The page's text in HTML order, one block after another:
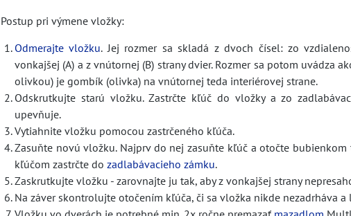
Postup pri výmene vložky:
Odmerajte vložku. Jej rozmer sa skladá z dvoch čísel: zo
vonkajšej (A) a z vnútornej (B) strany dvier. Rozmer sa potom uvádza
olivkou) je gombík (olivka) na vnútornej teda interiérovej strane.
Odskrutkujte starú vložku. Zastrčte kľúč do vložky a zo
upevňuje.
Vytiahnite vložku pomocou zastrčeného kľúča.
Zasuňte novú vložku. Najprv do nej zasuňte kľúč a otočte
kľúčom zastrčte do zadlabávacieho zámku.
Zaskrutkujte vložku - zarovnajte ju tak, aby z vonkajšej strany
Na záver skontrolujte otočením kľúča, či sa vložka nikde nezadrháva a